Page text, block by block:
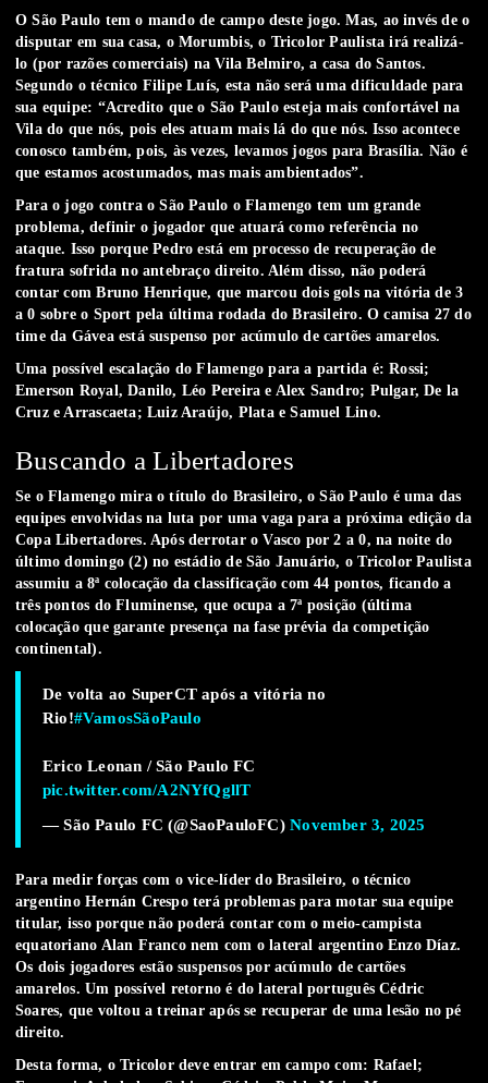
O São Paulo tem o mando de campo deste jogo. Mas, ao invés de o
disputar em sua casa, o Morumbis, o Tricolor Paulista irá realizá-
lo (por razões comerciais) na Vila Belmiro, a casa do Santos.
Segundo o técnico Filipe Luís, esta não será uma dificuldade para
sua equipe: “Acredito que o São Paulo esteja mais confortável na
Vila do que nós, pois eles atuam mais lá do que nós. Isso acontece
conosco também, pois, às vezes, levamos jogos para Brasília. Não é
que estamos acostumados, mas mais ambientados”.
Para o jogo contra o São Paulo o Flamengo tem um grande
problema, definir o jogador que atuará como referência no
ataque. Isso porque Pedro está em processo de recuperação de
fratura sofrida no antebraço direito. Além disso, não poderá
contar com Bruno Henrique, que marcou dois gols na vitória de 3
a 0 sobre o Sport pela última rodada do Brasileiro. O camisa 27 do
time da Gávea está suspenso por acúmulo de cartões amarelos.
Uma possível escalação do Flamengo para a partida é: Rossi;
Emerson Royal, Danilo, Léo Pereira e Alex Sandro; Pulgar, De la
Cruz e Arrascaeta; Luiz Araújo, Plata e Samuel Lino.
Buscando a Libertadores
Se o Flamengo mira o título do Brasileiro, o São Paulo é uma das
equipes envolvidas na luta por uma vaga para a próxima edição da
Copa Libertadores. Após derrotar o Vasco por 2 a 0, na noite do
último domingo (2) no estádio de São Januário, o Tricolor Paulista
assumiu a 8ª colocação da classificação com 44 pontos, ficando a
três pontos do Fluminense, que ocupa a 7ª posição (última
colocação que garante presença na fase prévia da competição
continental).
De volta ao SuperCT após a vitória no
Rio!#VamosSãoPaulo
Erico Leonan / São Paulo FC
pic.twitter.com/A2NYfQgllT
— São Paulo FC (@SaoPauloFC)November 3, 2025
Para medir forças com o vice-líder do Brasileiro, o técnico
argentino Hernán Crespo terá problemas para motar sua equipe
titular, isso porque não poderá contar com o meio-campista
equatoriano Alan Franco nem com o lateral argentino Enzo Díaz.
Os dois jogadores estão suspensos por acúmulo de cartões
amarelos. Um possível retorno é do lateral português Cédric
Soares, que voltou a treinar após se recuperar de uma lesão no pé
direito.
Desta forma, o Tricolor deve entrar em campo com: Rafael;